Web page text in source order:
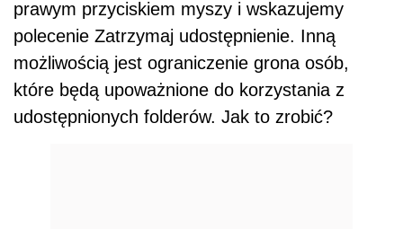
prawym przyciskiem myszy i wskazujemy
polecenie Zatrzymaj udostępnienie. Inną
możliwością jest ograniczenie grona osób,
które będą upoważnione do korzystania z
udostępnionych folderów. Jak to zrobić?